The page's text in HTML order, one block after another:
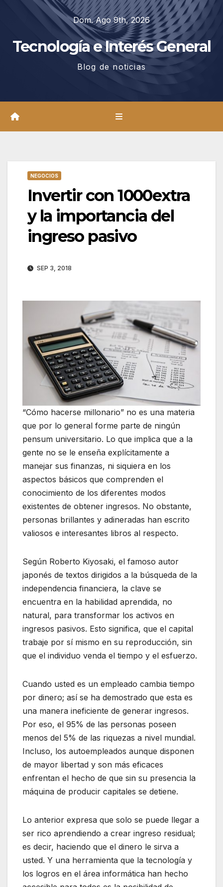
Dom. Ago 9th, 2026
Tecnología e Interés General
Blog de noticias
NEGOCIOS
Invertir con 1000extra
y la importancia del
ingreso pasivo
SEP 3, 2018
“Cómo hacerse millonario” no es una materia
que por lo general forme parte de ningún
pensum universitario. Lo que implica que a la
gente no se le enseña explícitamente a
manejar sus finanzas, ni siquiera en los
aspectos básicos que comprenden el
conocimiento de los diferentes modos
existentes de obtener ingresos. No obstante,
personas brillantes y adineradas han escrito
valiosos e interesantes libros al respecto.
Según Roberto Kiyosaki, el famoso autor
japonés de textos dirigidos a la búsqueda de la
independencia financiera, la clave se
encuentra en la habilidad aprendida, no
natural, para transformar los activos en
ingresos pasivos. Esto significa, que el capital
trabaje por sí mismo en su reproducción, sin
que el individuo venda el tiempo y el esfuerzo.
Cuando usted es un empleado cambia tiempo
por dinero; así se ha demostrado que esta es
una manera ineficiente de generar ingresos.
Por eso, el 95% de las personas poseen
menos del 5% de las riquezas a nivel mundial.
Incluso, los autoempleados aunque disponen
de mayor libertad y son más eficaces
enfrentan el hecho de que sin su presencia la
máquina de producir capitales se detiene.
Lo anterior expresa que solo se puede llegar a
ser rico aprendiendo a crear ingreso residual;
es decir, haciendo que el dinero le sirva a
usted. Y una herramienta que la tecnología y
los logros en el área informática han hecho